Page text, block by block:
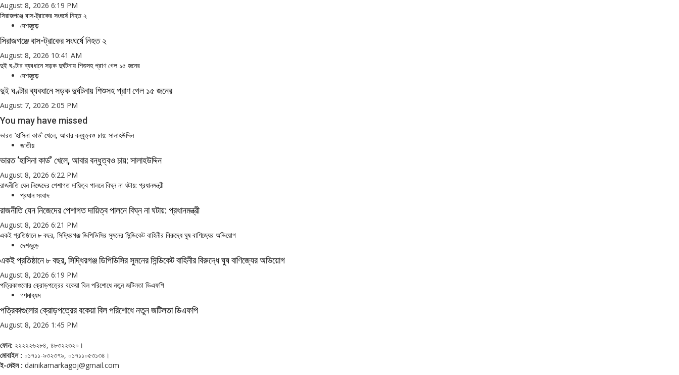
August 8, 2026 6:19 PM
সিরাজগঞ্জে বাস-ট্রাকের সংঘর্ষে নিহত ২
দেশজুড়ে
সিরাজগঞ্জে বাস-ট্রাকের সংঘর্ষে নিহত ২
August 8, 2026 10:41 AM
দুই ঘণ্টার ব্যবধানে সড়ক দুর্ঘটনায় শিশুসহ প্রাণ গেল ১৫ জনের
দেশজুড়ে
দুই ঘণ্টার ব্যবধানে সড়ক দুর্ঘটনায় শিশুসহ প্রাণ গেল ১৫ জনের
August 7, 2026 2:05 PM
You may have missed
ভারত ‘হাসিনা কার্ড’ খেলে, আবার বন্ধুত্বও চায়: সালাহউদ্দিন
জাতীয়
ভারত ‘হাসিনা কার্ড’ খেলে, আবার বন্ধুত্বও চায়: সালাহউদ্দিন
August 8, 2026 6:22 PM
রাজনীতি যেন নিজেদের পেশাগত দায়িত্ব পালনে বিঘ্ন না ঘটায়: প্রধানমন্ত্রী
প্রধান সংবাদ
রাজনীতি যেন নিজেদের পেশাগত দায়িত্ব পালনে বিঘ্ন না ঘটায়: প্রধানমন্ত্রী
August 8, 2026 6:21 PM
একই প্রতিষ্ঠানে ৮ বছর, সিদ্ধিরগঞ্জ ডিপিডিসির সুমনের সিন্ডিকেট বাহিনীর বিরুদ্ধে ঘুষ বাণিজ্যের অভিয়োগ
দেশজুড়ে
একই প্রতিষ্ঠানে ৮ বছর, সিদ্ধিরগঞ্জ ডিপিডিসির সুমনের সিন্ডিকেট বাহিনীর বিরুদ্ধে ঘুষ বাণিজ্যের অভিয়োগ
August 8, 2026 6:19 PM
পত্রিকাগুলোর ক্রোড়পত্রের বকেয়া বিল পরিশোধে নতুন জটিলতা ডিএফপি
গণমাধ্যম
পত্রিকাগুলোর ক্রোড়পত্রের বকেয়া বিল পরিশোধে নতুন জটিলতা ডিএফপি
August 8, 2026 1:45 PM
ফোন: ২২২২২৬২৮৪, ৪৮৩২২৩২০।
মোবাইল : ০১৭১১-৯৩২৩৭৯, ০১৭১১০৫৩১৩৪।
ই-মেইল : dainikamarkagoj@gmail.com